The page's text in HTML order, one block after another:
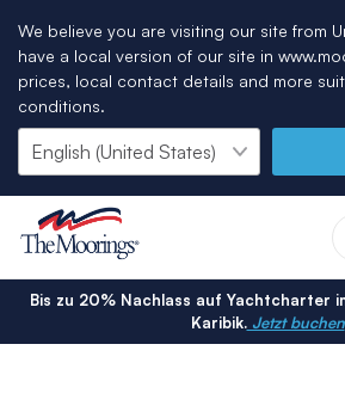
We believe you are visiting our site from
have a local version of our site in
prices, local contact details and more
conditions.
Bis zu 20% Nachlass auf Yachtcharter
Karibik.Jetzt buchen